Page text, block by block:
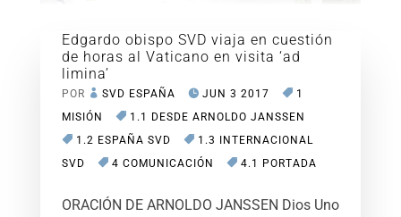
Edgardo obispo SVD viaja en cuestión
de horas al Vaticano en visita ‘ad
limina’
POR SVD ESPAÑA JUN 3 2017
1
MISIÓN
1.1 DESDE ARNOLDO JANSSEN
1.2 ESPAÑA SVD
1.3 INTERNACIONAL
SVD
4 COMUNICACIÓN 4.1 PORTADA
ORACIÓN DE ARNOLDO JANSSEN Dios Uno